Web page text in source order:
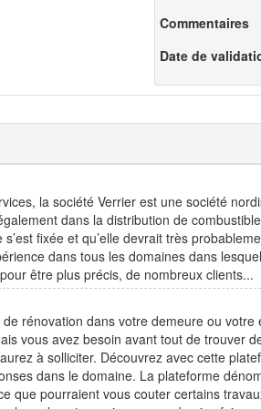
Commentaires
Date de
la société Verrier est une société
dans la distribution de
fixée et qu’elle devrait très
dans tous les domaines dans
être plus précis, de nombreux clients...
rénovation dans votre demeure ou votre
vous avez besoin avant tout de trouver
à solliciter. Découvrez avec cette
dans le domaine. La plateforme
que pourraient vous couter certains